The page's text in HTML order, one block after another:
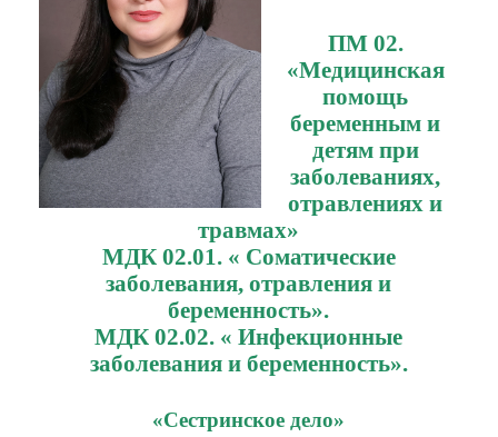
ПМ 02.
«Медицинская
помощь
беременным и
детям при
заболеваниях,
отравлениях и
травмах»
МДК 02.01. « Соматические
заболевания, отравления и
беременность».
МДК 02.02. « Инфекционные
заболевания и беременность».
«Сестринское дело»